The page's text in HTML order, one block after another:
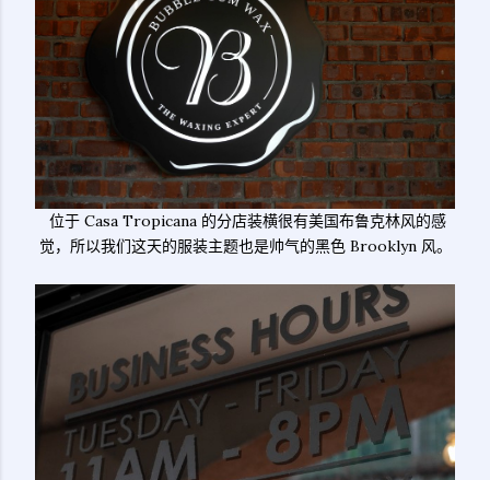
位于 Casa Tropicana 的分店装横很有美国布鲁克林风的感
觉，所以我们这天的服装主题也是帅气的黑色 Brooklyn 风。